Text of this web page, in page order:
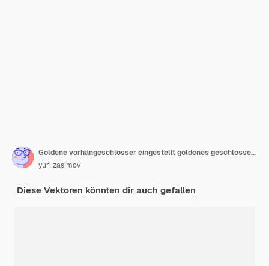
Goldene vorhängeschlösser eingestellt goldenes geschlossenes und offenes vorhängeschloss isolierte chromschlösser templatevector
yuriizasimov
Diese Vektoren könnten dir auch gefallen